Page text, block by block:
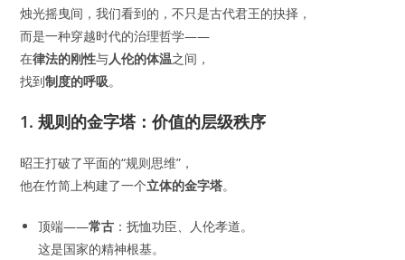
烛光摇曳间，我们看到的，不只是古代君王的抉择，
而是一种穿越时代的治理哲学——
在律法的刚性与人伦的体温之间，
找到制度的呼吸。
1. 规则的金字塔：价值的层级秩序
昭王打破了平面的“规则思维”，
他在竹简上构建了一个立体的金字塔。
顶端——常古 ：抚恤功臣、人伦孝道。
这是国家的精神根基。